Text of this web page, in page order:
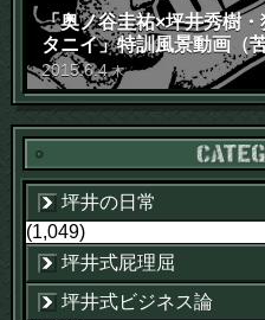
「奥ノ谷圭祐×坪井秀樹
タニイ」特訓風景動画（
2015.6.4 木
坪井の日常
(1,049)
坪井式屁理屈
坪井式ビジネス論